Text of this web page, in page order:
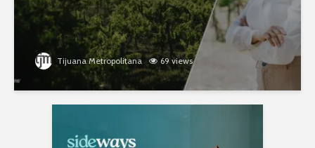
Tijuana Metropolitana 69 views